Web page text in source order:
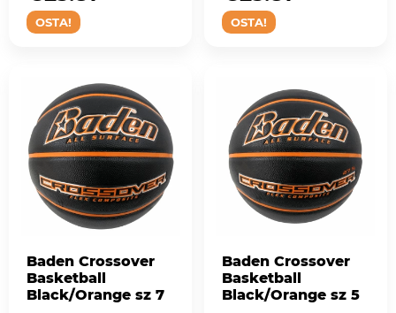
OSTA! OSTA!
Baden Crossover
Basketball
Black/Orange sz 7
Baden Crossover
Basketball
Black/Orange sz 5